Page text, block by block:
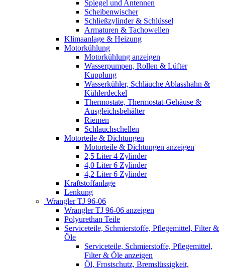
Spiegel und Antennen
Scheibenwischer
Schließzylinder & Schlüssel
Armaturen & Tachowellen
Klimaanlage & Heizung
Motorkühlung
Motorkühlung anzeigen
Wasserpumpen, Rollen & Lüfter
Kupplung
Wasserkühler, Schläuche Ablasshahn &
Kühlerdeckel
Thermostate, Thermostat-Gehäuse &
Ausgleichsbehälter
Riemen
Schlauchschellen
Motorteile & Dichtungen
Motorteile & Dichtungen anzeigen
2,5 Liter 4 Zylinder
4,0 Liter 6 Zylinder
4,2 Liter 6 Zylinder
Kraftstoffanlage
Lenkung
Wrangler TJ 96-06
Wrangler TJ 96-06 anzeigen
Polyurethan Teile
Serviceteile, Schmierstoffe, Pflegemittel, Filter &
Öle
Serviceteile, Schmierstoffe, Pflegemittel,
Filter & Öle anzeigen
Öl, Frostschutz, Bremslüssigkeit,